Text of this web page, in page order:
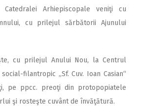
Arhiepiscopale veniţi cu
cu prilejul sărbătorii Ajunului
cu prilejul Anului Nou, la Centrul
filantropic „Sf. Cuv. Ioan Casian“
pe ppcc. preoţi din protopopiatele
şi rosteşte cuvânt de învăţătură.